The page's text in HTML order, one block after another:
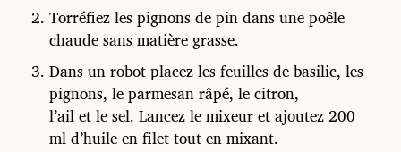
Torréfiez les pignons de pin dans une poêle
chaude sans matière grasse.
Dans un robot placez les feuilles de basilic, les
pignons, le parmesan râpé, le citron,
l’ail et le sel. Lancez le mixeur et ajoutez 200
ml d’huile en filet tout en mixant.